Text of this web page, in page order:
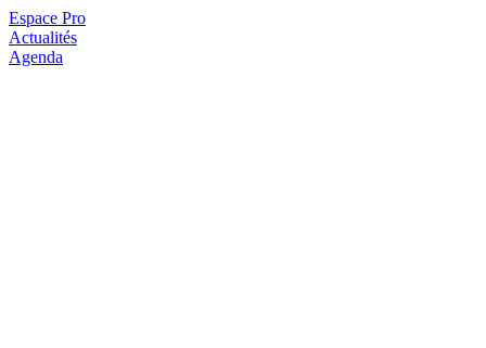
Espace Pro
Actualités
Agenda